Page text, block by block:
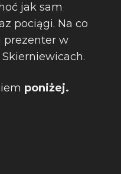
jak sam
pociągi. Na co
prezenter w
Skierniewicach.
poniżej.